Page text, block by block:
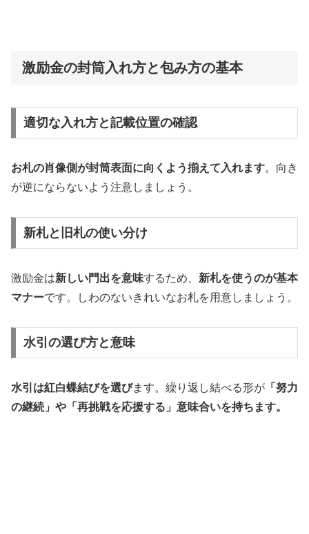
激励金の封筒入れ方と包み方の基本
適切な入れ方と記載位置の確認
お札の肖像側が封筒表面に向くよう揃えて入れます。向き
が逆にならないよう注意しましょう。
新札と旧札の使い分け
激励金は新しい門出を意味するため、 新札を使うのが基本
マナーです。しわのないきれいなお札を用意しましょう。
水引の選び方と意味
水引は紅白蝶結びを選びます。繰り返し結べる形が 「努力
の継続」や「再挑戦を応援する」意味合いを持ちます。